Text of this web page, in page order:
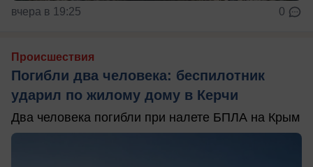
вчера в 19:25 0
Происшествия
Погибли два человека: беспилотник
ударил по жилому дому в Керчи
Два человека погибли при налете БПЛА на Крым